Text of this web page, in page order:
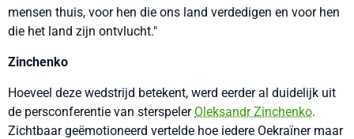
mensen thuis, voor hen die ons land verdedigen en voor hen
die het land zijn ontvlucht."
Zinchenko
Hoeveel deze wedstrijd betekent, werd eerder al duidelijk uit
de persconferentie van sterspeler Oleksandr Zinchenko.
Zichtbaar geëmotioneerd vertelde hoe iedere Oekraïner maar